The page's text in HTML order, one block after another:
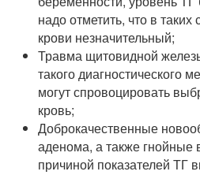
надо отметить, что в
крови незначительный;
Травма щитовидной
такого диагностического
могут спровоцировать
кровь;
Доброкачественные
аденома, а также гнойные
причиной показателей